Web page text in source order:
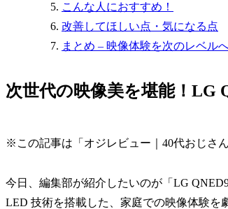
こんな人におすすめ！
改善してほしい点・気になる点
まとめ – 映像体験を次のレベル
次世代の映像美を堪能！LG
※この記事は「オジレビュー｜40代おじさ
今日、編集部が紹介したいのが「LG
LED 技術を搭載した、家庭での映像体験を